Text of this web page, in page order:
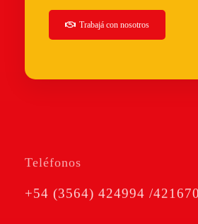
Trabajácon nosotros
Teléfonos
+54 (3564) 424994 /